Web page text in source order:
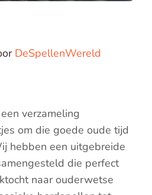
DeSpellenWereld
verzameling
om die goede oude tijd
hebben een uitgebreide
die perfect
naar ouderwetse